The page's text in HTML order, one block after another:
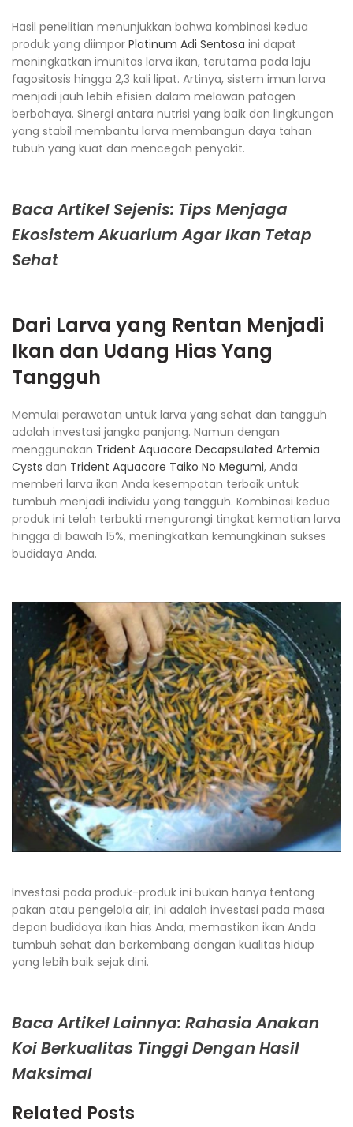
Hasil penelitian menunjukkan bahwa kombinasi kedua
produk yang diimpor Platinum Adi Sentosa ini dapat
meningkatkan imunitas larva ikan, terutama pada laju
fagositosis hingga 2,3 kali lipat. Artinya, sistem imun larva
menjadi jauh lebih efisien dalam melawan patogen
berbahaya. Sinergi antara nutrisi yang baik dan lingkungan
yang stabil membantu larva membangun daya tahan
tubuh yang kuat dan mencegah penyakit.
Baca Artikel Sejenis: Tips Menjaga
Ekosistem Akuarium Agar Ikan Tetap
Sehat
Dari Larva yang Rentan Menjadi
Ikan dan Udang Hias Yang
Tangguh
Memulai perawatan untuk larva yang sehat dan tangguh
adalah investasi jangka panjang. Namun dengan
menggunakan Trident Aquacare Decapsulated Artemia
Cysts dan Trident Aquacare Taiko No Megumi, Anda
memberi larva ikan Anda kesempatan terbaik untuk
tumbuh menjadi individu yang tangguh. Kombinasi kedua
produk ini telah terbukti mengurangi tingkat kematian larva
hingga di bawah 15%, meningkatkan kemungkinan sukses
budidaya Anda.
Investasi pada produk-produk ini bukan hanya tentang
pakan atau pengelola air; ini adalah investasi pada masa
depan budidaya ikan hias Anda, memastikan ikan Anda
tumbuh sehat dan berkembang dengan kualitas hidup
yang lebih baik sejak dini.
Baca Artikel Lainnya: Rahasia Anakan
Koi Berkualitas Tinggi Dengan Hasil
Maksimal
Related Posts